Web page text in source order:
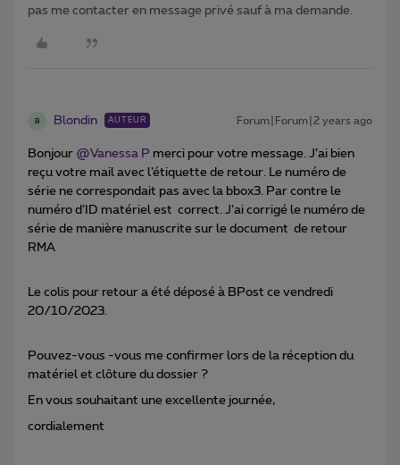
pas me contacter en message privé sauf à ma demande.
B Blondin AUTEUR Forum|Forum|2 years ago
Bonjour @Vanessa P merci pour votre message. J’ai bien
reçu votre mail avec l’étiquette de retour. Le numéro de
série ne correspondait pas avec la bbox3. Par contre le
numéro d’ID matériel est correct. J’ai corrigé le numéro de
série de manière manuscrite sur le document de retour
RMA
Le colis pour retour a été déposé à BPost ce vendredi
20/10/2023.
Pouvez-vous -vous me confirmer lors de la réception du
matériel et clôture du dossier ?
En vous souhaitant une excellente journée,
cordialement